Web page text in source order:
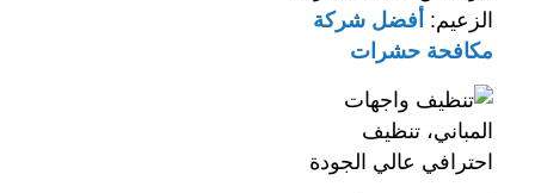
الزعيم: أفضل شركة
مكافحة حشرات